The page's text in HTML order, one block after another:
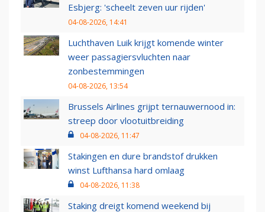
Esbjerg: 'scheelt zeven uur rijden'
04-08-2026, 14:41
Luchthaven Luik krijgt komende winter
weer passagiersvluchten naar
zonbestemmingen
04-08-2026, 13:54
Brussels Airlines grijpt ternauwernood in:
streep door vlootuitbreiding
04-08-2026, 11:47
Stakingen en dure brandstof drukken
winst Lufthansa hard omlaag
04-08-2026, 11:38
Staking dreigt komend weekend bij